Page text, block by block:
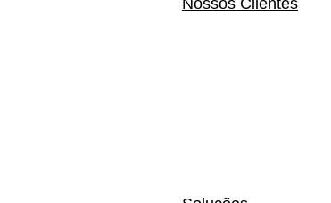
Nossos Clientes